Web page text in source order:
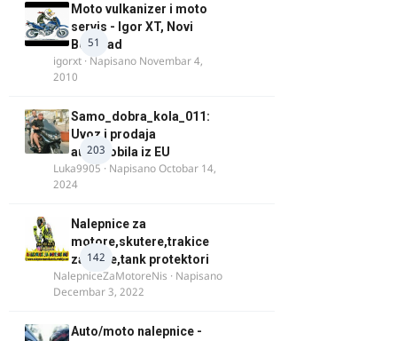
51
Moto vulkanizer i moto
servis - Igor XT, Novi
Beograd
igorxt · Napisano Novembar 4,
2010
203
Samo_dobra_kola_011:
Uvoz i prodaja
automobila iz EU
Luka9905 · NapisanoOctobar 14,
2024
142
Nalepnice za
motore,skutere,trakice
za felne,tank protektori
NalepniceZaMotoreNis · Napisano
Decembar 3, 2022
Auto/moto nalepnice -